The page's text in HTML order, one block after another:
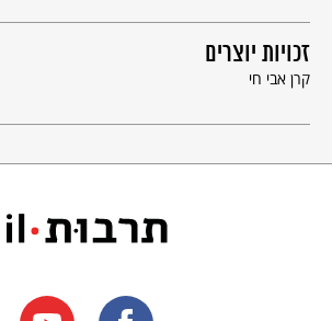
זכויות יוצרים
קרן אבי חי